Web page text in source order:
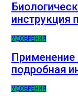
УДОБРЕНИЯ
Применение
подробная
УДОБРЕНИЯ